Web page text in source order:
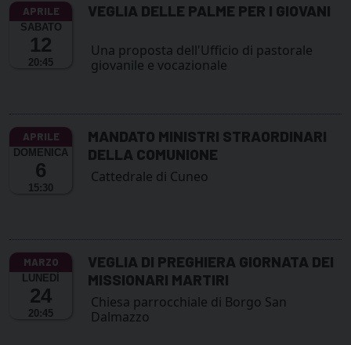
SABATO
12
20:45
VEGLIA DELLE PALME PER I GIOVANI
Una proposta dell'Ufficio di pastorale
giovanile e vocazionale
DOMENICA
6
15:30
MANDATO MINISTRI STRAORDINARI
DELLA COMUNIONE
Cattedrale di Cuneo
LUNEDÌ
24
20:45
VEGLIA DI PREGHIERA GIORNATA DEI
MISSIONARI MARTIRI
Chiesa parrocchiale di Borgo San
Dalmazzo